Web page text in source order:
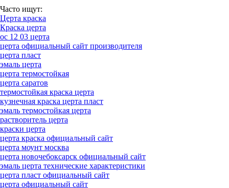
Часто ищут:
Церта краска
Краска церта
ос 12 03 церта
церта официальный сайт производителя
церта пласт
эмаль церта
церта термостойкая
церта саратов
термостойкая краска церта
кузнечная краска церта пласт
эмаль термостойкая церта
растворитель церта
краски церта
церта краска официальный сайт
церта моунт москва
церта новочебоксарск официальный сайт
эмаль церта технические характеристики
церта пласт официальный сайт
церта официальный сайт